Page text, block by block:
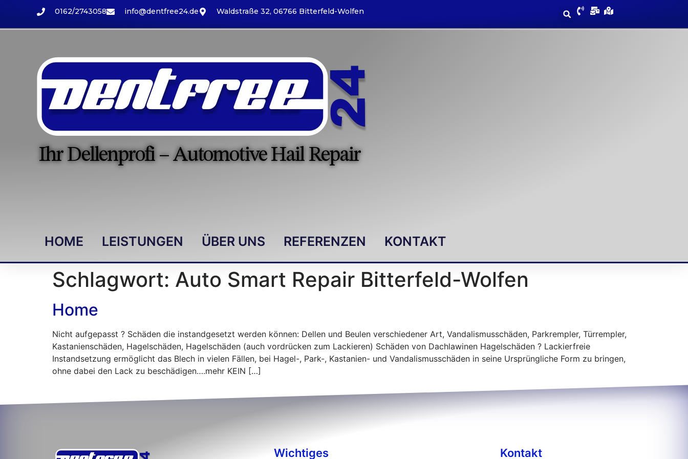
0162/2743058 info@dentfree24.de Waldstraße 32, 06766 Bitterfeld-Wolfen
Ihr Dellenprofi – Automotive Hail Repair
HOME LEISTUNGEN ÜBER UNS REFERENZEN KONTAKT
Schlagwort: Auto Smart Repair Bitterfeld-Wolfen
Home
Nicht aufgepasst ? Schäden die instandgesetzt werden können: Dellen und Beulen verschiedener Art, Vandalismusschäden, Parkrempler, Türrempler,
Kastanienschäden, Hagelschäden, Hagelschäden (auch vordrücken zum Lackieren) Schäden von Dachlawinen Hagelschäden ? Lackierfreie
Instandsetzung ermöglicht das Blech in vielen Fällen, bei Hagel-, Park-, Kastanien- und Vandalismusschäden in seine Ursprüngliche Form zu bringen,
ohne dabei den Lack zu beschädigen….mehr KEIN […]
Wichtiges Kontakt